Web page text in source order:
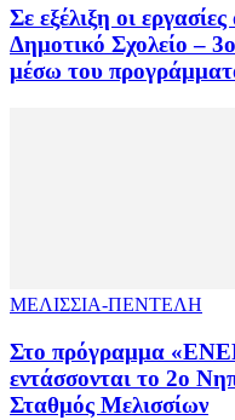
Σε εξέλιξη οι
Δημοτικό Σχολείο –
μέσω του
ΜΕΛΙΣΣΙΑ-ΠΕΝΤΕΛΗ
Στο πρόγραμμα
εντάσσονται το 2ο
Σταθμός Μελισσίων